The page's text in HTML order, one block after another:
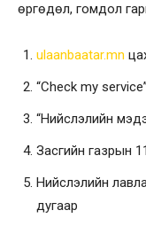
өргөдөл, гомдол
ulaanbaatar.mn
“Check my
“Нийслэлийн
Засгийн газрын
Нийслэлийн
дугаар